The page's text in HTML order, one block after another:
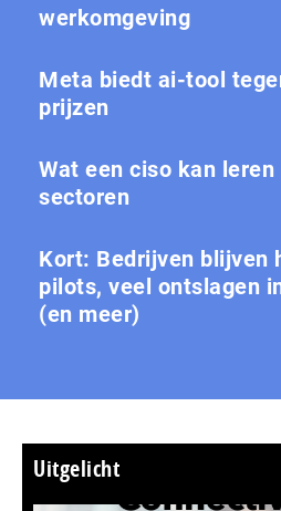
werkomgeving
Meta biedt ai-tool
prijzen
Wat een ciso kan leren
sectoren
Kort: Bedrijven blijven
pilots, veel ontslagen
(en meer)
Uitgelicht